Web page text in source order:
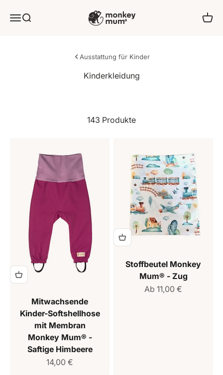
Angebot
Suchen Monkey Mum
Ausstattung für Kinder
143 Produkte
Mitwachsende
Kinder-Softshellhose
mit Membran
Monkey Mum® -
Saftige Himbeere
Verkaufspreis
14,00 €
Stoffbeutel Monkey
Mum® - Zug
Verkaufspreis
Ab 11,00 €